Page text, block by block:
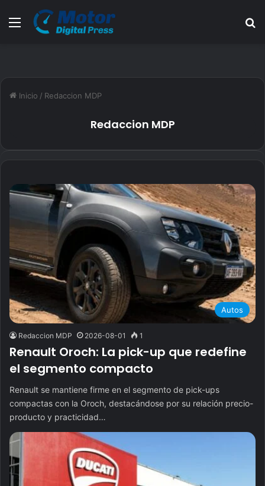
Menú
Inicio / Redaccion MDP
Redaccion MDP
Autos
Redaccion MDP 2026-08-01 1
Renault Oroch: La pick-up que redefine
el segmento compacto
Renault se mantiene firme en el segmento de pick-ups
compactas con la Oroch, destacándose por su relación precio-
producto y practicidad…